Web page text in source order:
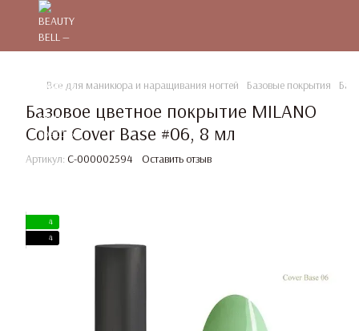
Все для маникюра и наращивания ногтей Базовые покрытия
Базовое цветное покрытие MILANO
Color Cover Base #06, 8 мл
Артикул: C-000002594 Оставить отзыв
4
4